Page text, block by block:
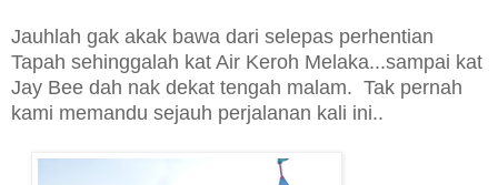
Jauhlah gak akak bawa dari selepas perhentian
Tapah sehinggalah kat Air Keroh Melaka...sampai kat
Jay Bee dah nak dekat tengah malam. Tak pernah
kami memandu sejauh perjalanan kali ini..